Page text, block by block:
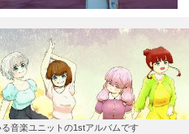
音楽ユニットの1stアルバムです